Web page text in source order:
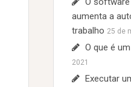
aumenta a
trabalho 25 de
O que é
2021
Executar